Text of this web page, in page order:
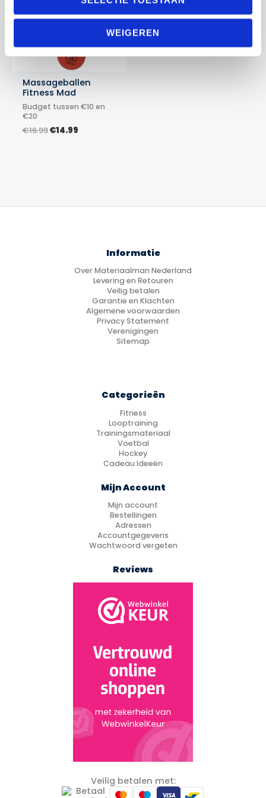
WEIGEREN
Massageballen
Fitness Mad
Budget tussen €10 en
€20
€16.99Oorspronkelijke
€14.99Huidige
Informatie
Over Materiaalman Nederland
Levering en Retouren
Veilig betalen
Garantie en Klachten
Algemene voorwaarden
Privacy Statement
Verenigingen
Sitemap
Categorieën
Fitness
Looptraining
Trainingsmateriaal
Voetbal
Hockey
Cadeau Ideeën
Mijn Account
Mijn account
Bestellingen
Adressen
Accountgegevens
Wachtwoord vergeten
Reviews
Veilig betalen met: